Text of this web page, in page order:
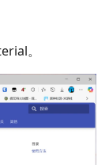
程管理
包与解压缩
用技巧
误删 libc-bin 导
何软件包，提示
not found in
not executable
无法插入内容，
镜像
自动化测试工
：Web 自动化测
提供 Page Object
修改
库
。